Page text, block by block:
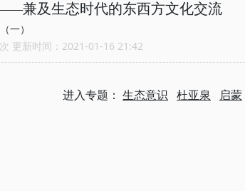
兼及生态时代的东西方文化交流
一）
更新时间：2021-01-16 21:42
进入专题： 生态意识 杜亚泉 启蒙